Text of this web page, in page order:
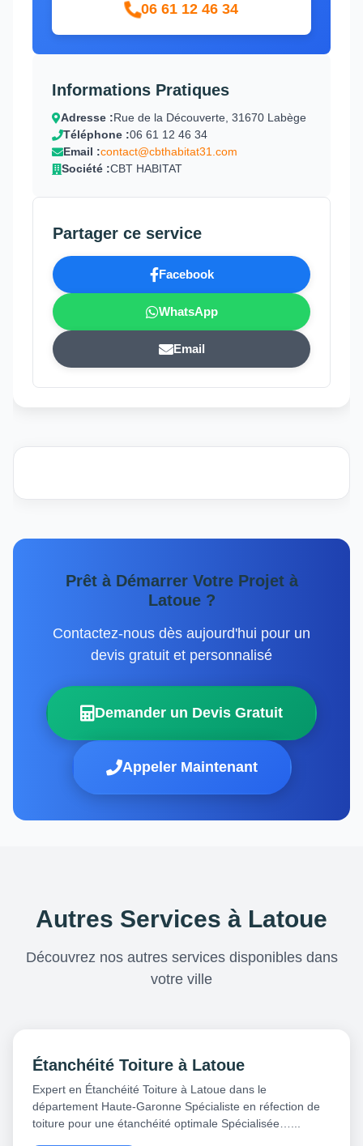
06 61 12 46 34
Informations Pratiques
Adresse :Rue de la Découverte, 31670 Labège
Téléphone :06 61 12 46 34
Email :contact@cbthabitat31.com
Société :CBT HABITAT
Partager ce service
Facebook
WhatsApp
Email
Prêt à Démarrer Votre Projet à
Latoue ?
Contactez-nous dès aujourd'hui pour un
devis gratuit et personnalisé
Demander un Devis Gratuit
Appeler Maintenant
Autres Services à Latoue
Découvrez nos autres services disponibles dans
votre ville
Étanchéité Toiture à Latoue
Expert en Étanchéité Toiture à Latoue dans le
département Haute-Garonne Spécialiste en réfection de
toiture pour une étanchéité optimale Spécialisée…...